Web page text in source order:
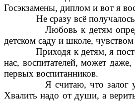
Госэкзамены, диплом и вот я
Не сразу всё получалось,
Любовь к детям
детском саду и школе,
Приходя к детям, я
нас, воспитателей, может
первых воспитанников.
Я считаю, что залог успеха
Хвалить надо от души, а